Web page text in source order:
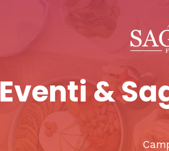
Eventi &